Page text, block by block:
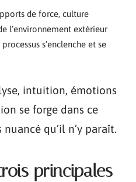
de force, culture
l’environnement extérieur
s’enclenche et se
intuition, émotions
se forge dans ce
qu’il n’y paraît.
principales